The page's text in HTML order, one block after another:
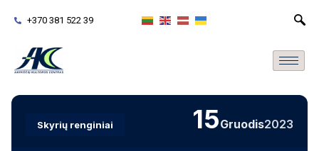
+370 381 522 39
Skyrių renginiai 15Gruodis2023